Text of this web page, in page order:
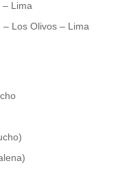
– Lima
Los Olivos – Lima